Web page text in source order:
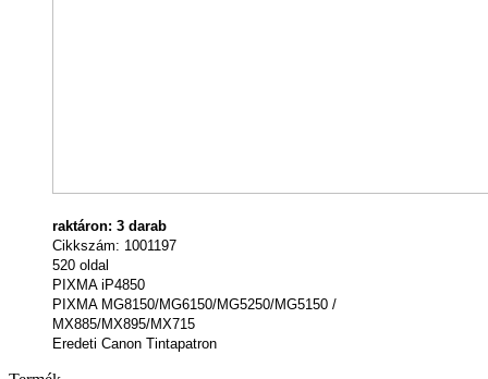
raktáron: 3 darab
Cikkszám: 1001197
520 oldal
PIXMA iP4850
PIXMA MG8150/MG6150/MG5250/MG5150 /
MX885/MX895/MX715
Eredeti Canon Tintapatron